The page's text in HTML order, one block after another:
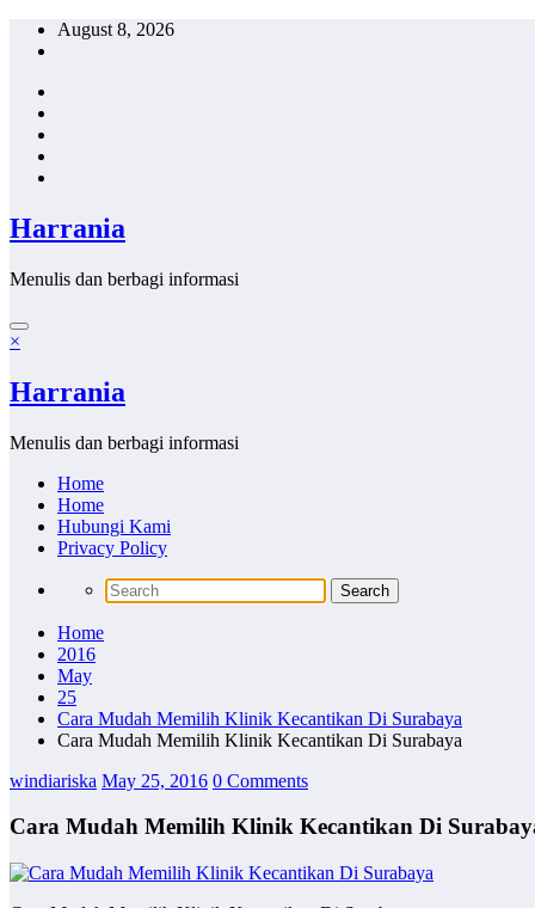
Skip
August 8, 2026
Harrania
Menulis dan berbagi informasi
×
Harrania
Menulis dan berbagi informasi
Home
Home
Hubungi Kami
Privacy Policy
Home
2016
May
25
Cara Mudah Memilih Klinik Kecantikan Di Surabaya
Cara Mudah Memilih Klinik Kecantikan Di Surabaya
windiariska May 25, 2016 0 Comments
Cara Mudah Memilih Klinik Kecantikan Di